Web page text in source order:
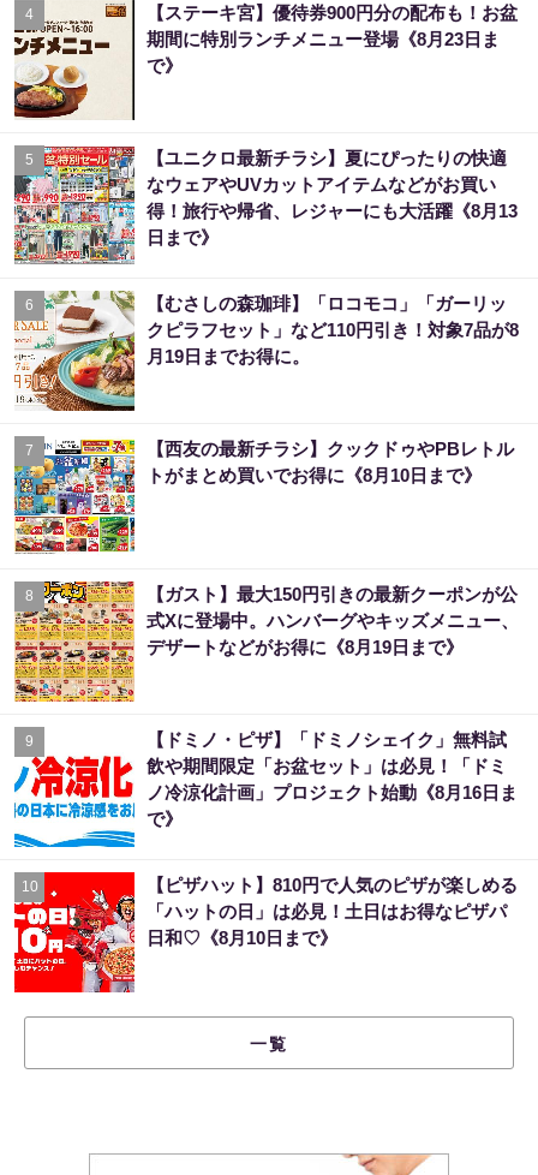
4
【ステーキ宮】優待券900円分の配布も！お盆
期間に特別ランチメニュー登場《8月23日ま
で》
5
【ユニクロ最新チラシ】夏にぴったりの快適
なウェアやUVカットアイテムなどがお買い
得！旅行や帰省、レジャーにも大活躍《8月13
日まで》
6
【むさしの森珈琲】「ロコモコ」「ガーリッ
クピラフセット」など110円引き！対象7品が8
月19日までお得に。
7
【西友の最新チラシ】クックドゥやPBレトル
トがまとめ買いでお得に《8月10日まで》
8
【ガスト】最大150円引きの最新クーポンが公
式Xに登場中。ハンバーグやキッズメニュー、
デザートなどがお得に《8月19日まで》
9
【ドミノ・ピザ】「ドミノシェイク」無料試
飲や期間限定「お盆セット」は必見！「ドミ
ノ冷涼化計画」プロジェクト始動《8月16日ま
で》
10
【ピザハット】810円で人気のピザが楽しめる
「ハットの日」は必見！土日はお得なピザパ
日和♡《8月10日まで》
一覧